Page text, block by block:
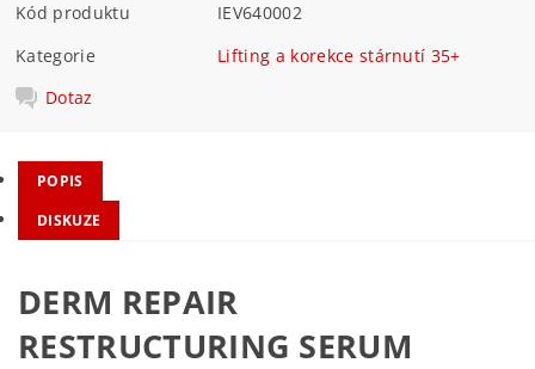
Kód produktu
IEV640002
Kategorie
Lifting a korekce stárnutí 35+
Dotaz
POPIS
DISKUZE
DERM REPAIR
RESTRUCTURING SERUM